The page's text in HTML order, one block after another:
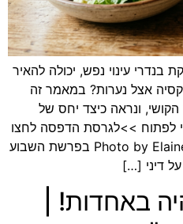
עינוי נפש, יכולה להאיר
אצל נערות? במאמר זה
ונראה כיצד יחס של
לפתוח >>לגרסת הדפסה לחצו
כאן<< Photo by Elaine Casap on Unsplash בפרשת השבוע
דיני […]
באחדות! |